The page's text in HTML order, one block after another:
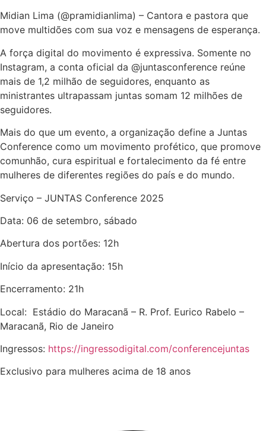
Midian Lima (@pramidianlima) – Cantora e pastora que
move multidões com sua voz e mensagens de esperança.
A força digital do movimento é expressiva. Somente no
Instagram, a conta oficial da @juntasconference reúne
mais de 1,2 milhão de seguidores, enquanto as
ministrantes ultrapassam juntas somam 12 milhões de
seguidores.
Mais do que um evento, a organização define a Juntas
Conference como um movimento profético, que promove
comunhão, cura espiritual e fortalecimento da fé entre
mulheres de diferentes regiões do país e do mundo.
Serviço – JUNTAS Conference 2025
Data: 06 de setembro, sábado
Abertura dos portões: 12h
Início da apresentação: 15h
Encerramento: 21h
Local: Estádio do Maracanã – R. Prof. Eurico Rabelo –
Maracanã, Rio de Janeiro
Ingressos: https://ingressodigital.com/conferencejuntas
Exclusivo para mulheres acima de 18 anos